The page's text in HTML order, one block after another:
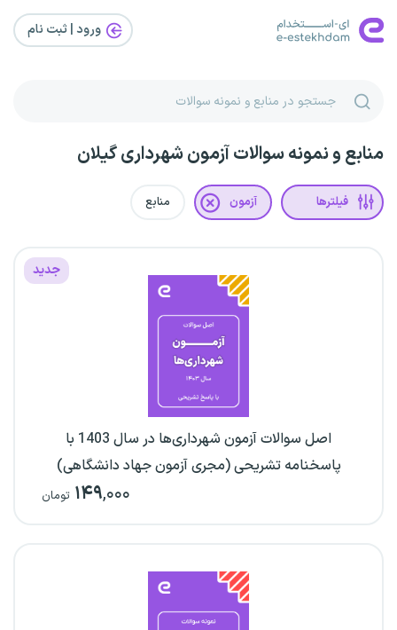
ورود | ثبت‌ نام
منابع و نمونه سوالات آزمون شهرداری گیلان
فیلترها آزمون منابع
جدید
اصل سوالات آزمون شهرداری‌ها در سال 1403 با
پاسخنامه تشریحی (مجری آزمون جهاد دانشگاهی)
۱۴۹,۰۰۰ تومان